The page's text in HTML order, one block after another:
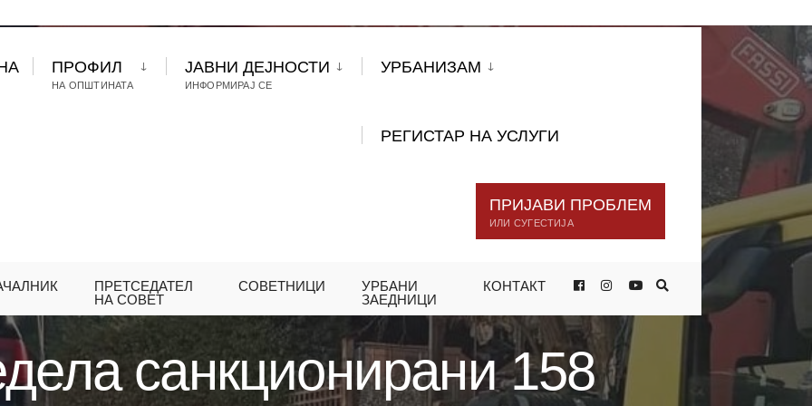
ПРОФИЛ
НА ОПШТИНАТА
ЈАВНИ ДЕЈНОСТИ
ИНФОРМИРАЈ СЕ
УРБАНИЗАМ
РЕГИСТАР НА УСЛУГИ
ПРИЈАВИ ПРОБЛЕМ
ИЛИ СУГЕСТИЈА
ПРЕТСЕДАТЕЛ
НА СОВЕТ
СОВЕТНИЦИ
УРБАНИ
ЗАЕДНИЦИ
КОНТАКТ
НЕДЕЛА САНКЦИОНИРАНИ 158 НЕПРОПИСНО ПАРКИРАНИ ВОЗИЛА НА
санкционирани 158